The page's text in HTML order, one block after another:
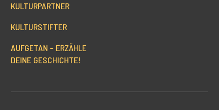
KULTURPARTNER
KULTURSTIFTER
AUFGETAN – ERZÄHLE
DEINE GESCHICHTE!